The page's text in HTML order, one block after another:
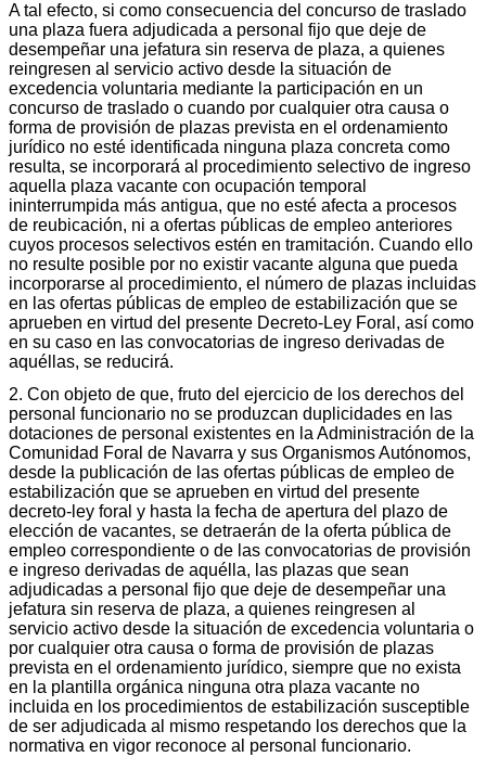
A tal efecto, si como consecuencia del concurso de traslado
una plaza fuera adjudicada a personal fijo que deje de
desempeñar una jefatura sin reserva de plaza, a quienes
reingresen al servicio activo desde la situación de
excedencia voluntaria mediante la participación en un
concurso de traslado o cuando por cualquier otra causa o
forma de provisión de plazas prevista en el ordenamiento
jurídico no esté identificada ninguna plaza concreta como
resulta, se incorporará al procedimiento selectivo de ingreso
aquella plaza vacante con ocupación temporal
ininterrumpida más antigua, que no esté afecta a procesos
de reubicación, ni a ofertas públicas de empleo anteriores
cuyos procesos selectivos estén en tramitación. Cuando ello
no resulte posible por no existir vacante alguna que pueda
incorporarse al procedimiento, el número de plazas incluidas
en las ofertas públicas de empleo de estabilización que se
aprueben en virtud del presente Decreto-Ley Foral, así como
en su caso en las convocatorias de ingreso derivadas de
aquéllas, se reducirá.
2. Con objeto de que, fruto del ejercicio de los derechos del
personal funcionario no se produzcan duplicidades en las
dotaciones de personal existentes en la Administración de la
Comunidad Foral de Navarra y sus Organismos Autónomos,
desde la publicación de las ofertas públicas de empleo de
estabilización que se aprueben en virtud del presente
decreto-ley foral y hasta la fecha de apertura del plazo de
elección de vacantes, se detraerán de la oferta pública de
empleo correspondiente o de las convocatorias de provisión
e ingreso derivadas de aquélla, las plazas que sean
adjudicadas a personal fijo que deje de desempeñar una
jefatura sin reserva de plaza, a quienes reingresen al
servicio activo desde la situación de excedencia voluntaria o
por cualquier otra causa o forma de provisión de plazas
prevista en el ordenamiento jurídico, siempre que no exista
en la plantilla orgánica ninguna otra plaza vacante no
incluida en los procedimientos de estabilización susceptible
de ser adjudicada al mismo respetando los derechos que la
normativa en vigor reconoce al personal funcionario.